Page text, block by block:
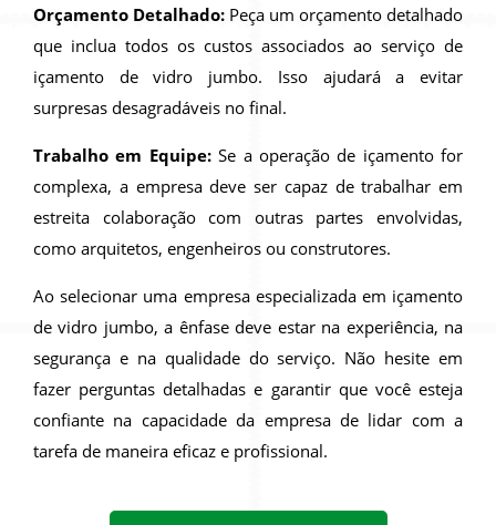
Orçamento Detalhado: Peça um orçamento detalhado
que inclua todos os custos associados ao serviço de
içamento de vidro jumbo. Isso ajudará a evitar
surpresas desagradáveis no final.
Trabalho em Equipe:Se a operação de içamento for
complexa, a empresa deve ser capaz de trabalhar em
estreita colaboração com outras partes envolvidas,
como arquitetos, engenheiros ou construtores.
Ao selecionar uma empresa especializada em içamento
de vidro jumbo, a ênfase deve estar na experiência, na
segurança e na qualidade do serviço. Não hesite em
fazer perguntas detalhadas e garantir que você esteja
confiante na capacidade da empresa de lidar com a
tarefa de maneira eficaz e profissional.